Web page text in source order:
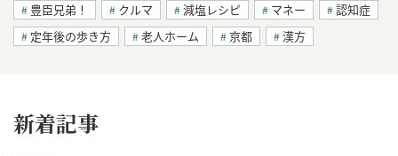
豊臣兄弟！ クルマ 減塩レシピ マネー
認知症
定年後の歩き方
老人ホーム 京都 漢方
新着記事